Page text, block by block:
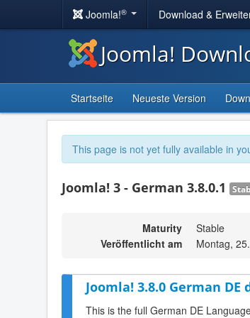
Joomla!® Download &
Joomla!
Startseite Neueste Version
This page is not yet fully available in
Joomla! 3 - German 3.8.0.1
Maturity
Stable
Veröffentlicht am
Montag,
Joomla! 3.8.0 German DE
This is the full German DE